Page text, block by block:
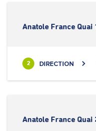
Anatole France Quai
2 DIRECTION
Anatole France Quai